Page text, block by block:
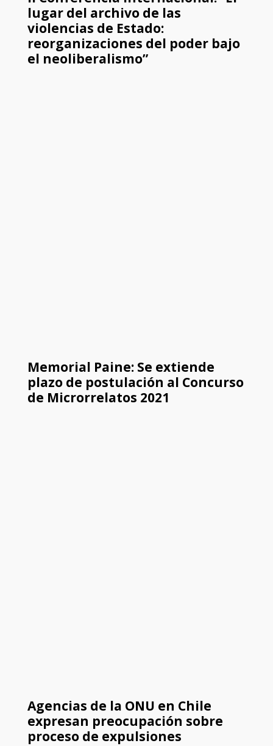
lugar del archivo de las
violencias de Estado:
reorganizaciones del poder bajo
el neoliberalismo”
Memorial Paine: Se extiende
plazo de postulación al Concurso
de Microrrelatos 2021
Agencias de la ONU en Chile
expresan preocupación sobre
proceso de expulsiones